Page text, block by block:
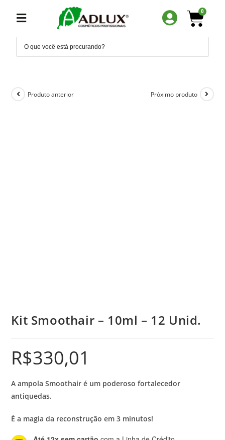
0
Produto anterior Próximo produto
Kit Smoothair – 10ml – 12 Unid.
R$330,01
A ampola Smoothair é um poderoso fortalecedor
antiquedas.
É a magia da reconstrução em 3 minutos!